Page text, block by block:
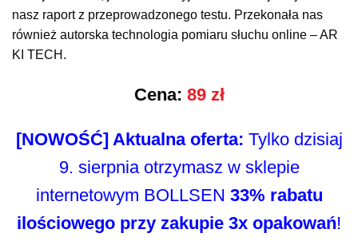
nasz raport z przeprowadzonego testu. Przekonała nas
również autorska technologia pomiaru słuchu online – AR
KI TECH.
Cena: 89 zł
[NOWOŚĆ] Aktualna oferta: Tylko dzisiaj
9. sierpnia otrzymasz w sklepie
internetowym BOLLSEN 33% rabatu
ilościowego przy zakupie 3x opakowań!